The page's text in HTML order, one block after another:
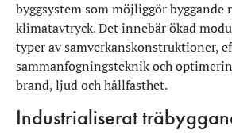
byggsystem som möjliggör byggande
klimatavtryck. Det innebär ökad
typer av samverkanskonstruktioner,
sammanfogningsteknik och
brand, ljud och hållfasthet.
Industrialiserat